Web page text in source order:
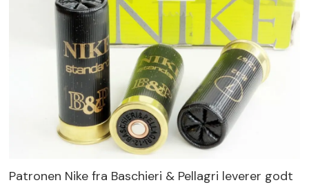
Patronen Nike fra Baschieri & Pellagri leverer godt